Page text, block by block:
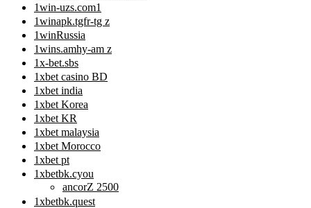
1win-uzs.com1
1winapk.tgfr-tg z
1winRussia
1wins.amhy-am z
1x-bet.sbs
1xbet casino BD
1xbet india
1xbet Korea
1xbet KR
1xbet malaysia
1xbet Morocco
1xbet pt
1xbetbk.cyou
ancorZ 2500
1xbetbk.quest